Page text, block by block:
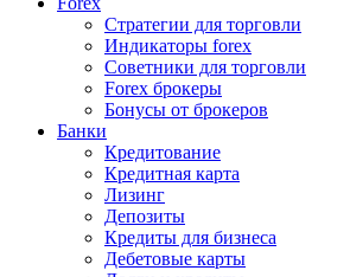
Стратегии для торговли
Индикаторы forex
Советники для торговли
Forex брокеры
Бонусы от брокеров
Банки
Кредитование
Кредитная карта
Лизинг
Депозиты
Кредиты для бизнеса
Дебетовые карты